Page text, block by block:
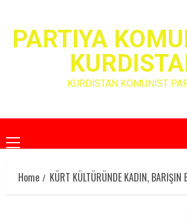
contentPARTIYA
KÜRDİSTAN KOMÜNİST
Primary
Menu
Home
KÜRT KÜLTÜRÜNDE KADIN, BARIŞIN